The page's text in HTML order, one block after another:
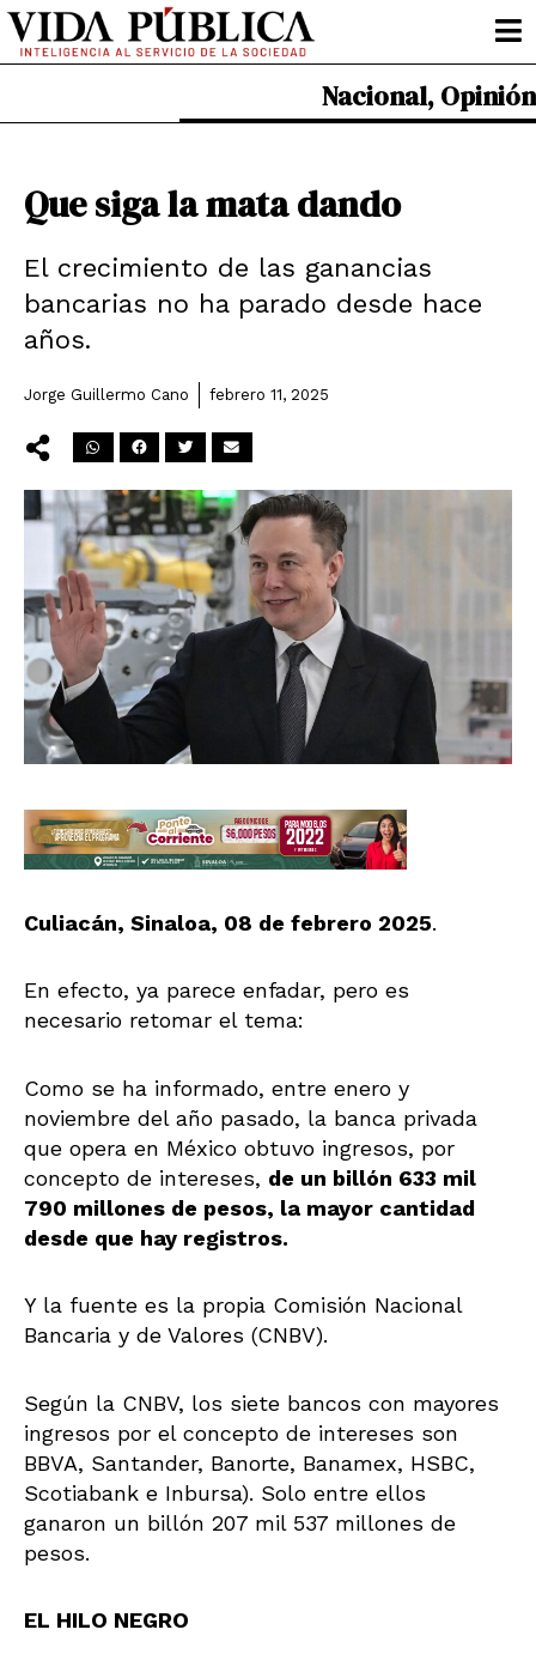
Ir
contenido
Nacional, Opinión
Que siga la mata dando
El crecimiento de las ganancias
bancarias no ha parado desde hace
años.
Jorge Guillermo Cano febrero 11, 2025
Culiacán, Sinaloa, 08 de febrero 2025.
En efecto, ya parece enfadar, pero es
necesario retomar el tema:
Como se ha informado, entre enero y
noviembre del año pasado, la banca privada
que opera en México obtuvo ingresos, por
concepto de intereses, de un billón 633 mil
790 millones de pesos, la mayor cantidad
desde que hay registros.
Y la fuente es la propia Comisión Nacional
Bancaria y de Valores (CNBV).
Según la CNBV, los siete bancos con mayores
ingresos por el concepto de intereses son
BBVA, Santander, Banorte, Banamex, HSBC,
Scotiabank e Inbursa). Solo entre ellos
ganaron un billón 207 mil 537 millones de
pesos.
EL HILO NEGRO